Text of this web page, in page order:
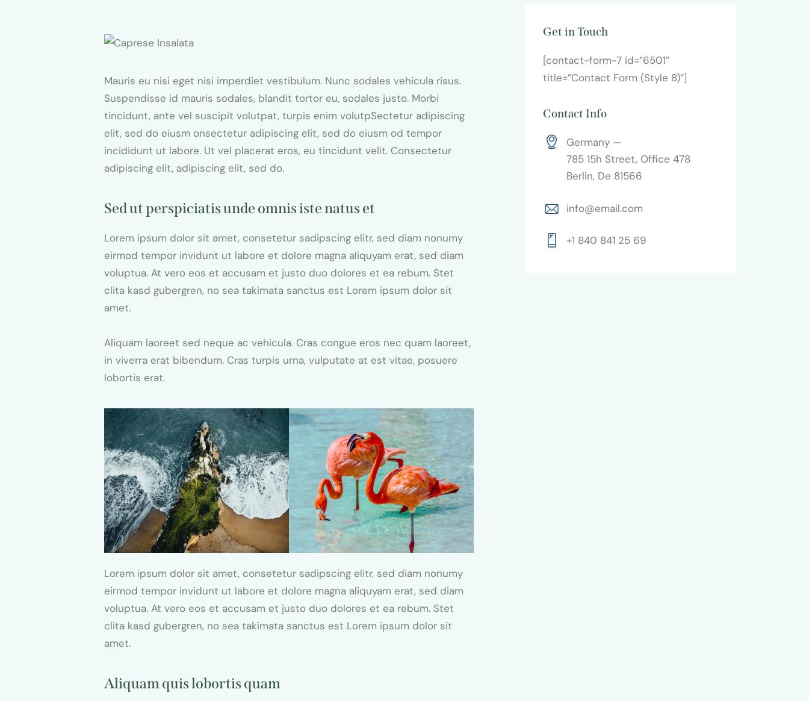
Mauris eu nisi eget nisi imperdiet vestibulum. Nunc sodales vehicula risus.
Suspendisse id mauris sodales, blandit tortor eu, sodales justo. Morbi
tincidunt, ante vel suscipit volutpat, turpis enim volutpSectetur adipiscing
elit, sed do eiusm onsectetur adipiscing elit, sed do eiusm od tempor
incididunt ut labore. Ut vel placerat eros, eu tincidunt velit. Consectetur
adipiscing elit, adipiscing elit, sed do.
Sed ut perspiciatis unde omnis iste natus et
Lorem ipsum dolor sit amet, consetetur sadipscing elitr, sed diam nonumy
eirmod tempor invidunt ut labore et dolore magna aliquyam erat, sed diam
voluptua. At vero eos et accusam et justo duo dolores et ea rebum. Stet
clita kasd gubergren, no sea takimata sanctus est Lorem ipsum dolor sit
amet.
Aliquam laoreet sed neque ac vehicula. Cras congue eros nec quam laoreet,
in viverra erat bibendum. Cras turpis urna, vulputate at est vitae, posuere
lobortis erat.
Lorem ipsum dolor sit amet, consetetur sadipscing elitr, sed diam nonumy
eirmod tempor invidunt ut labore et dolore magna aliquyam erat, sed diam
voluptua. At vero eos et accusam et justo duo dolores et ea rebum. Stet
clita kasd gubergren, no sea takimata sanctus est Lorem ipsum dolor sit
amet.
Aliquam quis lobortis quam
Get in Touch
[contact-form-7 id=”6501″
title=”Contact Form (Style 8)”]
Contact Info
Germany —
785 15h Street, Office 478
Berlin, De 81566
info@email.com
+1 840 841 25 69